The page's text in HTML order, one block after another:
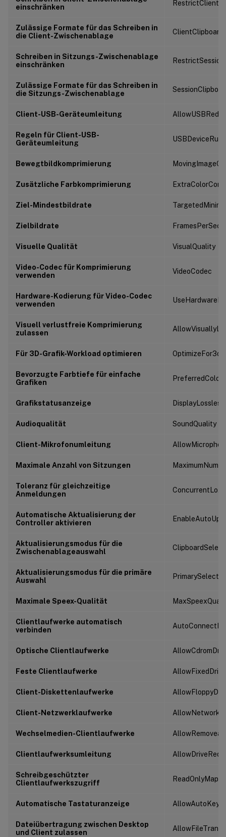
einschränken
Zulässige Formate für das Schreiben in
die Client-Zwischenablage
Schreiben in Sitzungs-Zwischenablage
einschränken
Zulässige Formate für das Schreiben in
die Sitzungs-Zwischenablage
Client-USB-Geräteumleitung AllowUSBRedir
Regeln für Client-USB-
Geräteumleitung
Bewegtbildkomprimierung
Zusätzliche Farbkomprimierung
Ziel-Mindestbildrate
Zielbildrate
Visuelle Qualität VisualQuality
Video-Codec für Komprimierung
verwenden
VideoCodec
Hardware-Kodierung für Video-Codec
verwenden
Visuell verlustfreie Komprimierung
zulassen
Für 3D-Grafik-Workload optimieren
Bevorzugte Farbtiefe für einfache
Grafiken
Grafikstatusanzeige
Audioqualität SoundQuality
Client-Mikrofonumleitung
Maximale Anzahl von Sitzungen
Toleranz für gleichzeitige
Anmeldungen
Automatische Aktualisierung der
Controller aktivieren
Aktualisierungsmodus für die
Zwischenablageauswahl
Aktualisierungsmodus für die primäre
Auswahl
Maximale Speex-Qualität
Clientlaufwerke automatisch
verbinden
Optische Clientlaufwerke
Feste Clientlaufwerke
Client-Diskettenlaufwerke
Client-Netzwerklaufwerke
Wechselmedien-Clientlaufwerke
Clientlaufwerksumleitung AllowDriveRedir
Schreibgeschützter
Clientlaufwerkszugriff
Automatische Tastaturanzeige
Dateiübertragung zwischen Desktop
und Client zulassen